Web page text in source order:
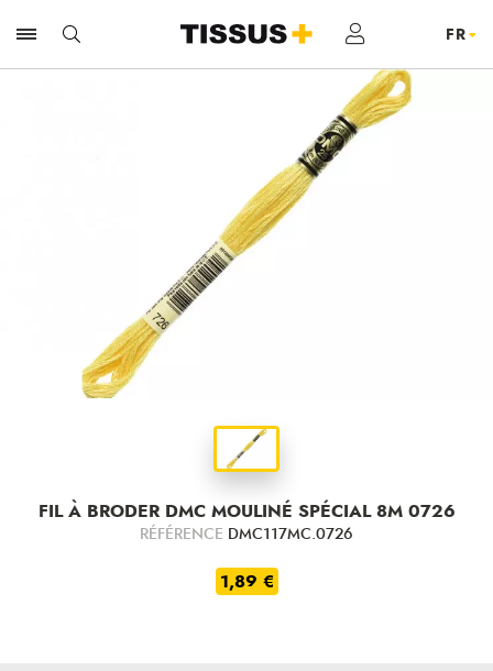
FIL À BRODER DMC MOULINÉ SPÉCIAL 8M 0726
RÉFÉRENCE DMC117MC.0726
1,89 €